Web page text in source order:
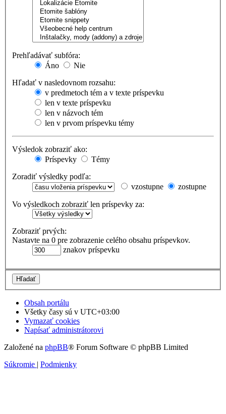
Prehľadávať subfóra:
Áno
Nie
Hľadať v nasledovnom rozsahu:
v predmetoch tém a v texte príspevku
len v texte príspevku
len v názvoch tém
len v prvom príspevku témy
Výsledok zobraziť ako:
Príspevky
Témy
Zoradiť výsledky podľa:
vzostupne
zostupne
Vo výsledkoch zobraziť len príspevky za:
Zobraziť prvých:
Nastavte na 0 pre zobrazenie celého obsahu príspevkov.
znakov príspevku
Obsah portálu
Všetky časy sú v UTC+03:00
Vymazať cookies
Napísať administrátorovi
Založené na phpBB® Forum Software © phpBB Limited
Súkromie | Podmienky